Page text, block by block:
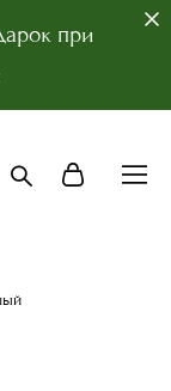
при